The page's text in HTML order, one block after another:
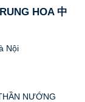
HOA 中
Nội
NƯỚNG